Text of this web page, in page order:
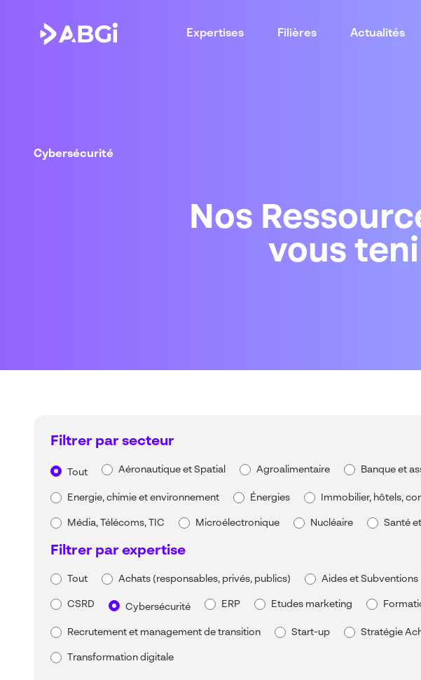
Expertises Filières Actualités
Cybersécurité
Nos
vous
Filtrer par secteur
Tout Aéronautique et Spatial Agroalimentaire Banque et
Energie, chimie et environnement Énergies Immobilier, hôtels,
Média, Télécoms, TIC Microélectronique Nucléaire Santé
Filtrer par expertise
Tout Achats (responsables, privés, publics) Aides et Subventions
CSRD Cybersécurité ERP Etudes marketing
Recrutement et management de transition Start-up Stratégie
Transformation digitale